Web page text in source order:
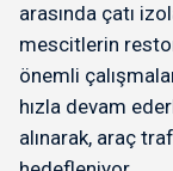
arasında çatı
mescitlerin
önemli
hızla devam
alınarak, araç